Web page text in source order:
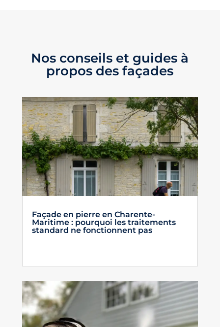
Nos conseils et guides à
propos des façades
Façade en pierre en Charente-
Maritime : pourquoi les traitements
standard ne fonctionnent pas